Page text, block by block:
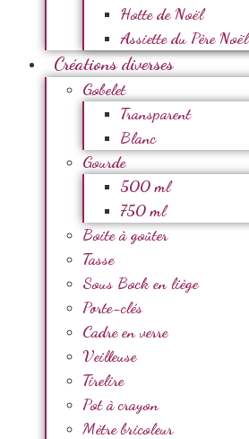
Hotte de Noël
Assiette du Père Noël
Créations diverses
Gobelet
Transparent
Blanc
Gourde
500 ml
750 ml
Boite à goûter
Tasse
Sous Bock en liège
Porte-clés
Cadre en verre
Veilleuse
Tirelire
Pot à crayon
Mètre bricoleur